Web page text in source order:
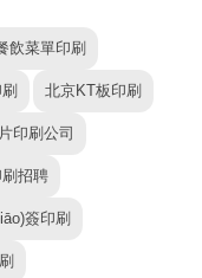
飲菜單印刷
北京KT板印刷
印刷公司
招聘
簽印刷